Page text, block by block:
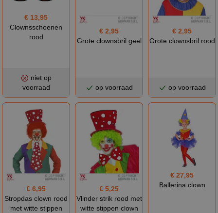
€ 13,95
Clownsschoenen
rood
niet op
voorraad
€ 2,95
Grote clownsbril geel
op voorraad
€ 2,95
Grote clownsbril rood
op voorraad
€ 6,95
Stropdas clown rood
met witte stippen
€ 5,25
Vlinder strik rood met
witte stippen clown
€ 27,95
Ballerina clown